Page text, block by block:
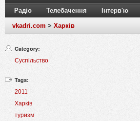
Радіо Телебачення Інтерв'ю
vkadri.com > Харків
Category:
Суспільство
Tags:
2011
Харків
туризм